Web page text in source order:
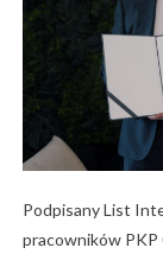
Podpisany List
pracowników PKP